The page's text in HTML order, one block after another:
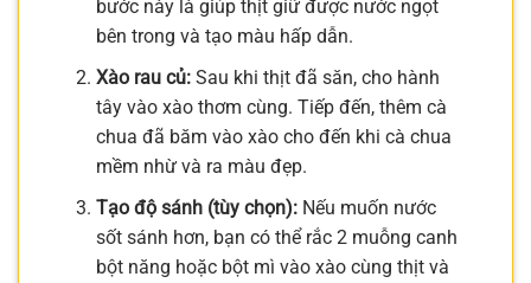
bước này là giúp thịt giữ được nước ngọt
bên trong và tạo màu hấp dẫn.
Xào rau củ:Sau khi thịt đã săn, cho hành
tây vào xào thơm cùng. Tiếp đến, thêm cà
chua đã băm vào xào cho đến khi cà chua
mềm nhừ và ra màu đẹp.
Tạo độ sánh (tùy chọn):Nếu muốn nước
sốt sánh hơn, bạn có thể rắc 2 muỗng canh
bột năng hoặc bột mì vào xào cùng thịt và